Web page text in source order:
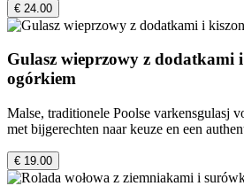
€ 24.00
Gulasz wieprzowy z dodatkami
ogórkiem
Malse, traditionele Poolse varkensgulasj
met bijgerechten naar keuze en een
€ 19.00